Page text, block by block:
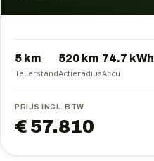
5 km
Tellerstand
520 km
Actieradius
74.7 kWh
Accu
PRIJS INCL. BTW
€ 57.810